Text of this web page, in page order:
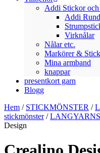
Addi Stickor
Addi
Virknålar
Nålar etc.
Markörer &
Mina armband
knappar
presentkort garn
Blogg
Hem / STICKMÖNSTER /
stickmönster/LANGYARNS
Design